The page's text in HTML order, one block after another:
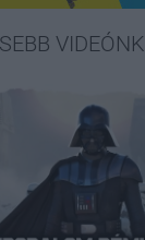
VIDEÓNK